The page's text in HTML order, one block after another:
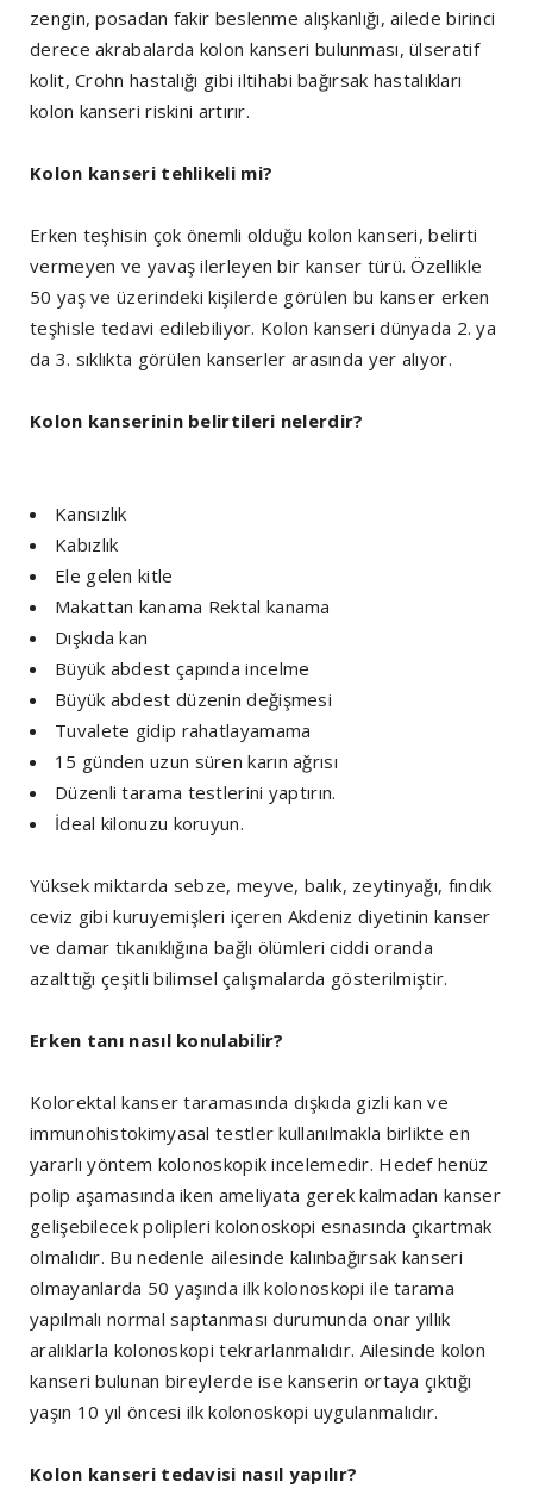
zengin, posadan fakir beslenme alışkanlığı, ailede birinci
derece akrabalarda kolon kanseri bulunması, ülseratif
kolit, Crohn hastalığı gibi iltihabi bağırsak hastalıkları
kolon kanseri riskini artırır.
Kolon kanseri tehlikeli mi?
Erken teşhisin çok önemli olduğu kolon kanseri, belirti
vermeyen ve yavaş ilerleyen bir kanser türü. Özellikle
50 yaş ve üzerindeki kişilerde görülen bu kanser erken
teşhisle tedavi edilebiliyor. Kolon kanseri dünyada 2. ya
da 3. sıklıkta görülen kanserler arasında yer alıyor.
Kolon kanserinin belirtileri nelerdir?
Kansızlık
Kabızlık
Ele gelen kitle
Makattan kanama Rektal kanama
Dışkıda kan
Büyük abdest çapında incelme
Büyük abdest düzenin değişmesi
Tuvalete gidip rahatlayamama
15 günden uzun süren karın ağrısı
Düzenli tarama testlerini yaptırın.
İdeal kilonuzu koruyun.
Yüksek miktarda sebze, meyve, balık, zeytinyağı, fındık
ceviz gibi kuruyemişleri içeren Akdeniz diyetinin kanser
ve damar tıkanıklığına bağlı ölümleri ciddi oranda
azalttığı çeşitli bilimsel çalışmalarda gösterilmiştir.
Erken tanı nasıl konulabilir?
Kolorektal kanser taramasında dışkıda gizli kan ve
immunohistokimyasal testler kullanılmakla birlikte en
yararlı yöntem kolonoskopik incelemedir. Hedef henüz
polip aşamasında iken ameliyata gerek kalmadan kanser
gelişebilecek polipleri kolonoskopi esnasında çıkartmak
olmalıdır. Bu nedenle ailesinde kalınbağırsak kanseri
olmayanlarda 50 yaşında ilk kolonoskopi ile tarama
yapılmalı normal saptanması durumunda onar yıllık
aralıklarla kolonoskopi tekrarlanmalıdır. Ailesinde kolon
kanseri bulunan bireylerde ise kanserin ortaya çıktığı
yaşın 10 yıl öncesi ilk kolonoskopi uygulanmalıdır.
Kolon kanseri tedavisi nasıl yapılır?